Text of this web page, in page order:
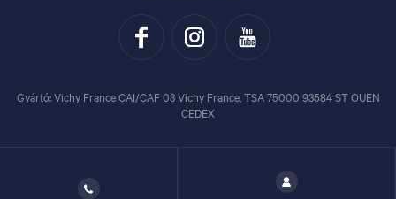
Gyártó: Vichy France CAI/CAF 03 Vichy France, TSA 75000 93584 ST OUEN
CEDEX